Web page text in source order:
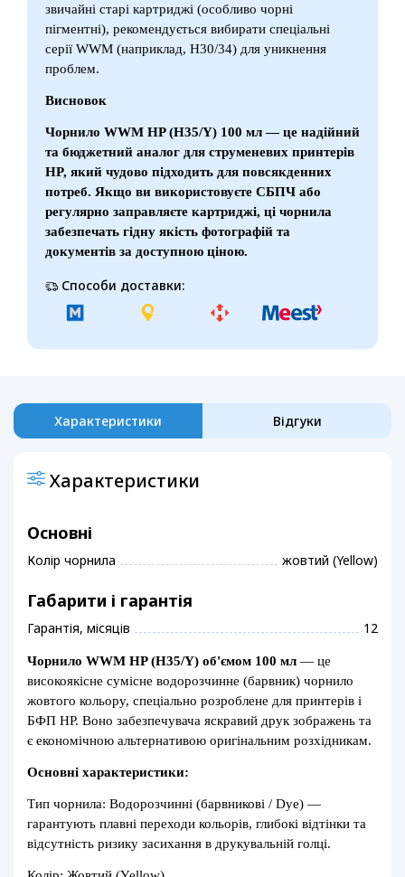
звичайні старі картриджі (особливо чорні
пігментні), рекомендується вибирати спеціальні
серії WWM (наприклад, H30/34) для уникнення
проблем.
Висновок
Чорнило WWM HP (H35/Y) 100 мл — це надійний
та бюджетний аналог для струменевих принтерів
HP, який чудово підходить для повсякденних
потреб. Якщо ви використовуєте СБПЧ або
регулярно заправляєте картриджі, ці чорнила
забезпечать гідну якість фотографій та
документів за доступною ціною.
Способи доставки:
Характеристики Відгуки
Характеристики
Основні
Колір чорнила жовтий (Yellow)
Габарити і гарантія
Гарантія, місяців 12
Чорнило WWM HP (H35/Y) об'ємом 100 мл — це
високоякісне сумісне водорозчинне (барвник) чорнило
жовтого кольору, спеціально розроблене для принтерів і
БФП HP. Воно забезпечувача яскравий друк зображень та
є економічною альтернативою оригінальним розхідникам.
Основні характеристики:
Тип чорнила: Водорозчинні (барвникові / Dye) —
гарантують плавні переходи кольорів, глибокі відтінки та
відсутність ризику засихання в друкувальній голці.